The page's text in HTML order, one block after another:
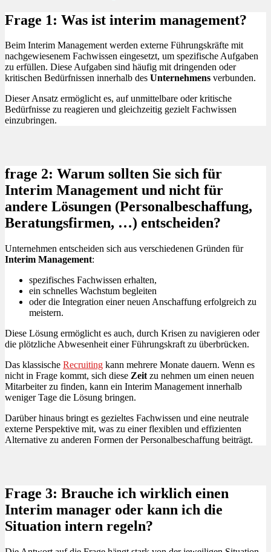
Frage 1: Was ist interim management?
Beim Interim Management werden externe Führungskräfte mit
nachgewiesenem Fachwissen eingesetzt, um spezifische Aufgaben
zu erfüllen. Diese Aufgaben sind häufig mit dringenden oder
kritischen Bedürfnissen innerhalb des Unternehmens verbunden.
Dieser Ansatz ermöglicht es, auf unmittelbare oder kritische
Bedürfnisse zu reagieren und gleichzeitig gezielt Fachwissen
einzubringen.
frage 2: Warum sollten Sie sich für
Interim Management und nicht für
andere Lösungen (Personalbeschaffung,
Beratungsfirmen, …) entscheiden?
Unternehmen entscheiden sich aus verschiedenen Gründen für
Interim Management:
spezifisches Fachwissen erhalten,
ein schnelles Wachstum begleiten
oder die Integration einer neuen Anschaffung erfolgreich zu
meistern.
Diese Lösung ermöglicht es auch, durch Krisen zu navigieren oder
die plötzliche Abwesenheit einer Führungskraft zu überbrücken.
Das klassische Recruiting kann mehrere Monate dauern. Wenn es
nicht in Frage kommt, sich diese Zeit zu nehmen um einen neuen
Mitarbeiter zu finden, kann ein Interim Management innerhalb
weniger Tage die Lösung bringen.
Darüber hinaus bringt es gezieltes Fachwissen und eine neutrale
externe Perspektive mit, was zu einer flexiblen und effizienten
Alternative zu anderen Formen der Personalbeschaffung beiträgt.
Frage 3: Brauche ich wirklich einen
Interim manager oder kann ich die
Situation intern regeln?